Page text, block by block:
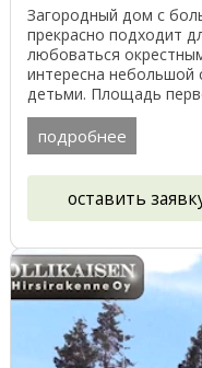
Загородный дом с
прекрасно подходит
любоваться
интересна небольшой
детьми. Площадь
...
подробнее
оставить